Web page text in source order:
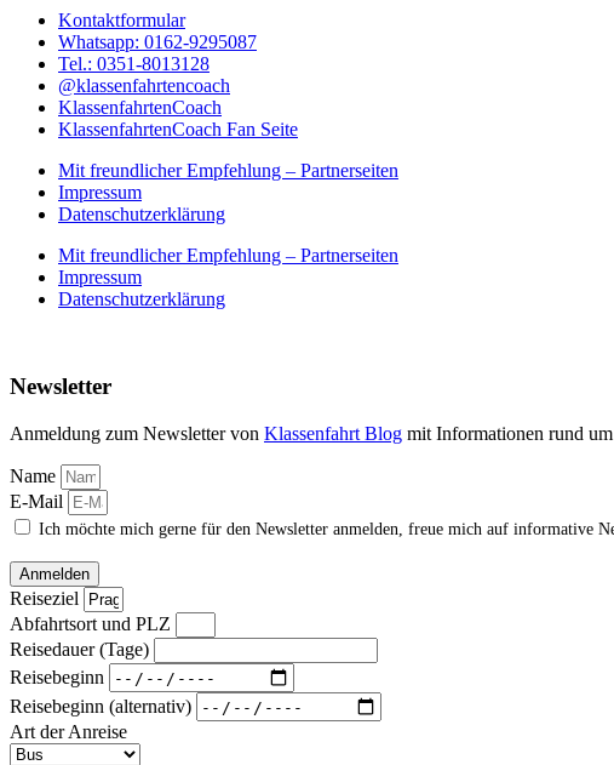
Kontaktformular
Whatsapp: 0162-9295087
Tel.: 0351-8013128
@klassenfahrtencoach
KlassenfahrtenCoach
KlassenfahrtenCoach Fan Seite
Mit freundlicher Empfehlung – Partnerseiten
Impressum
Datenschutzerklärung
Mit freundlicher Empfehlung – Partnerseiten
Impressum
Datenschutzerklärung
Newsletter
Anmeldung zum Newsletter von Klassenfahrt Blog mit Informationen rund
Name
E-Mail
Ich möchte mich gerne für den Newsletter anmelden, freue mich auf informative
Anmelden
Reiseziel
Abfahrtsort und PLZ
Reisedauer (Tage)
Reisebeginn
Reisebeginn (alternativ)
Art der Anreise